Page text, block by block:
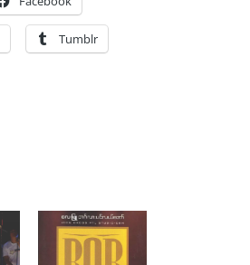
Tumblr